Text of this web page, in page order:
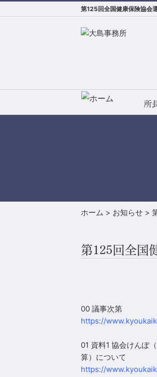
第125回全国健康保険協会
所
ホーム > お知らせ >
第125回全国
00 議事次第
https://
01 資料1 協会けんぽ
算）について
https://